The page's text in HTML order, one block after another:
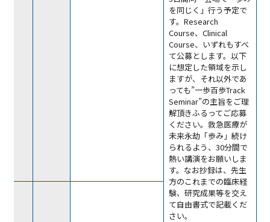
を同じく」行う予定で
す。Research
Course、Clinical
Course、いずれもすべ
て公募とします。以下
に想定した領域を示し
ますが、それ以外であ
っても”一歩百歩Track
Seminar”の主旨をご理
解頂きふるってご応募
ください。救急医療が
未来永劫「歩み」続け
られるよう、30分間で
熱い講演をお願いしま
す。なお抄録は、先生
方のこれまでの臨床経
験、研究成果等を交え
て自由書式で記載くだ
さい。